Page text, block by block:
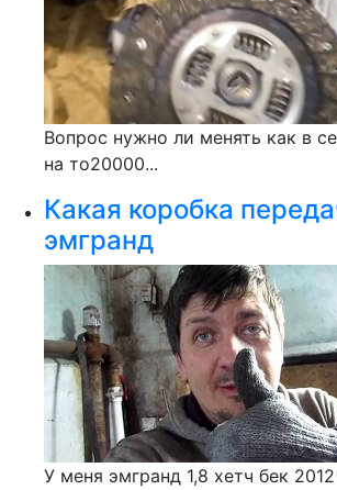
Вопрос нужно ли менять как в
на то20000...
Какая коробка
эмгранд
У меня эмгранд 1,8 хетч бек